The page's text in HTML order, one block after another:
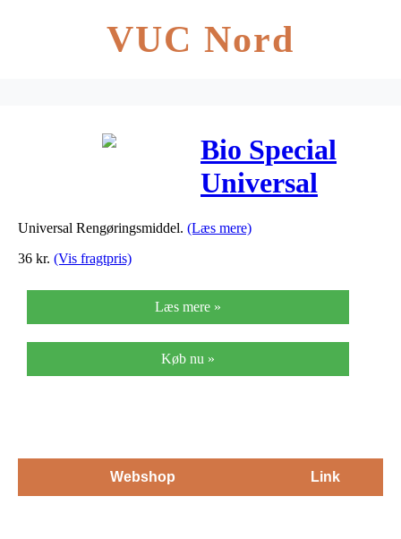
VUC Nord
Bio Special
Universal
Rengøring – 1
Universal Rengøringsmiddel. (Læs mere)
36 kr. (Vis fragtpris)
Læs mere »
Køb nu »
Webshop Link